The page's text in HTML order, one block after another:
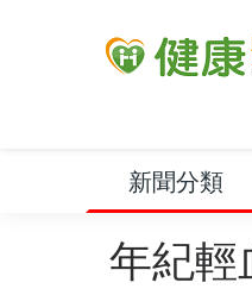
新聞分類
年紀